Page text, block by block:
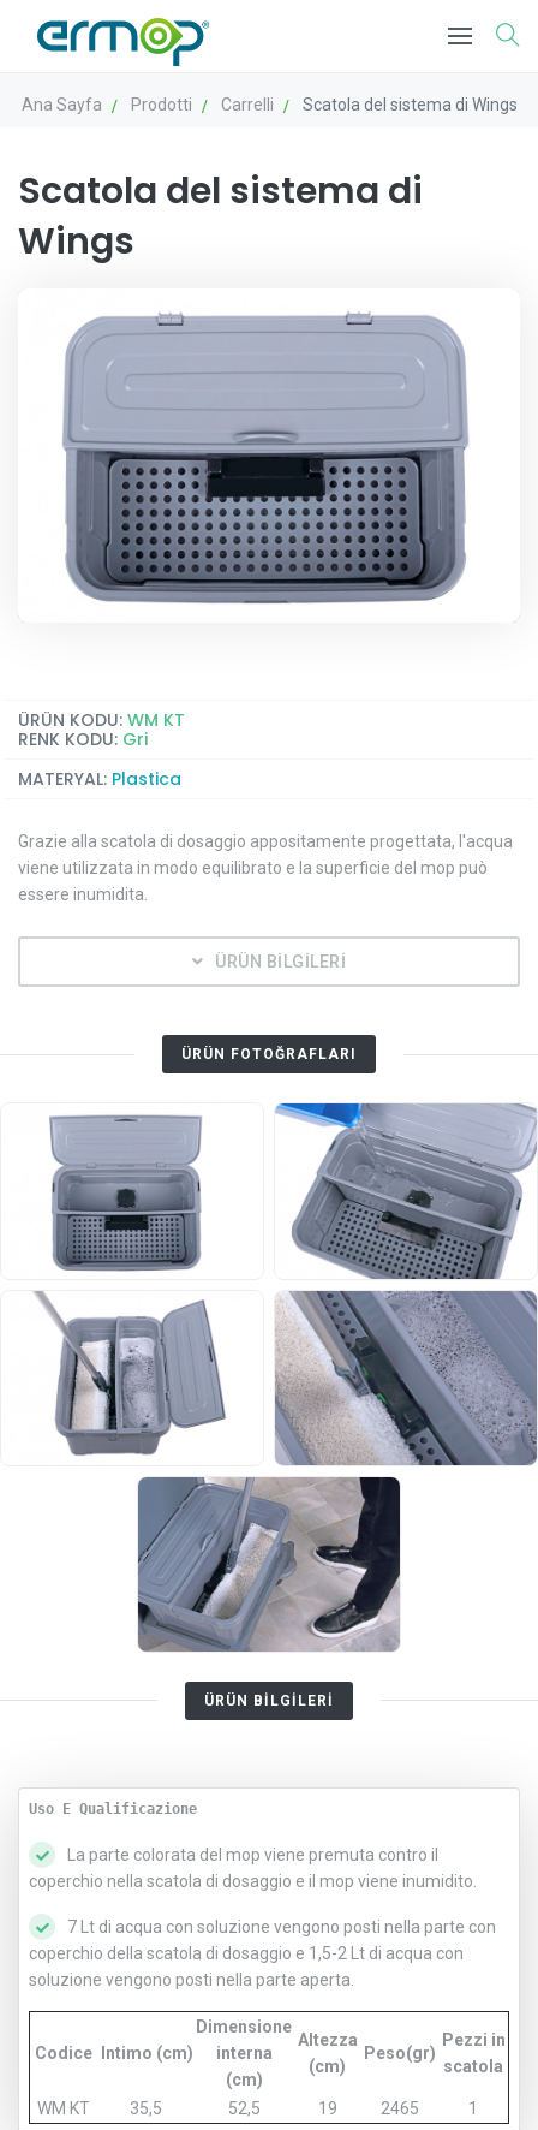
Ana Sayfa Prodotti Carrelli Scatola del sistema di Wings
Scatola del sistema di
Wings
ÜRÜN KODU: WM KT
RENK KODU: Gri
MATERYAL: Plastica
Grazie alla scatola di dosaggio appositamente progettata, l'acqua
viene utilizzata in modo equilibrato e la superficie del mop può
essere inumidita.
ÜRÜN BİLGİLERİ
ÜRÜN FOTOĞRAFLARI
ÜRÜN BİLGİLERİ
Uso E Qualificazione
La parte colorata del mop viene premuta contro il
coperchio nella scatola di dosaggio e il mop viene inumidito.
7 Lt di acqua con soluzione vengono posti nella parte con
coperchio della scatola di dosaggio e 1,5-2 Lt di acqua con
soluzione vengono posti nella parte aperta.
Codice Intimo (cm)
Dimensione
interna
(cm)
Altezza
(cm)
Peso(gr)
Pezzi in
scatola
WM KT 35,5 52,5 19 2465 1